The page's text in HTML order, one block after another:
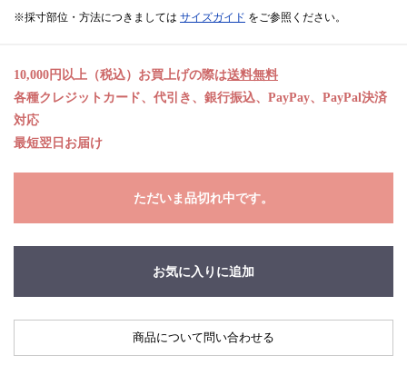
※採寸部位・方法につきましては サイズガイド をご参照ください。
10,000円以上（税込）お買上げの際は送料無料
各種クレジットカード、代引き、銀行振込、PayPay、PayPal決済
対応
最短翌日お届け
ただいま品切れ中です。
お気に入りに追加
商品について問い合わせる